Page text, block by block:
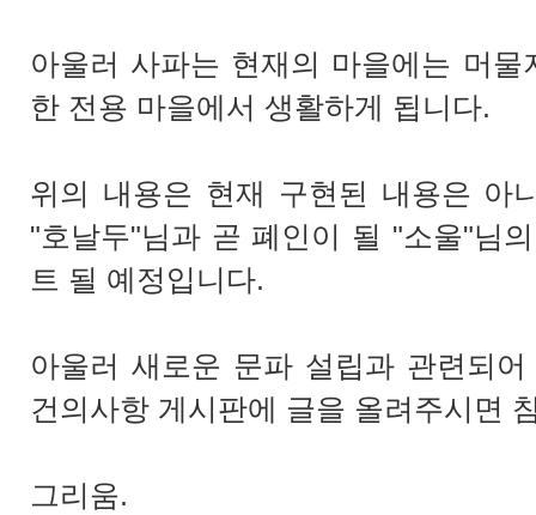
아울러 사파는 현재의 마을에는 머
한 전용 마을에서 생활하게 됩니다.
위의 내용은 현재 구현된 내용은 아
"호날두"님과 곧 폐인이 될 "소울"님
트 될 예정입니다.
아울러 새로운 문파 설립과 관련되
건의사항 게시판에 글을 올려주시면
그리움.